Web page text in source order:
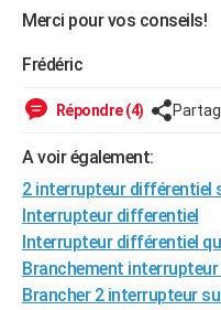
Carte de Noël
Carte Bonne année
Carte Saint-Valentin
Carte Pâques
Carte d'anniversaire
DICTIONNAIRE
Dictionnaire
Biographies
Citations
Expressions
Proverbes
PROGRAMME TV
COPAINS D'AVANT
S'inscrire
Se connecter
Lycées
Collèges
Primaires
Universités
Entreprises
Service militaire
Avis de recherche
AVIS DE DÉCÈS
FORUM
Bricolage
Lifestyle
Culture
Sport
Auto
Television
Voyage
Cinema
Merci pour vos conseils!
Frédéric
Répondre (4)
A voir également:
2 interrupteur différentiel
Interrupteur differentiel
Interrupteur différentiel
Branchement
Brancher 2 interrupteur